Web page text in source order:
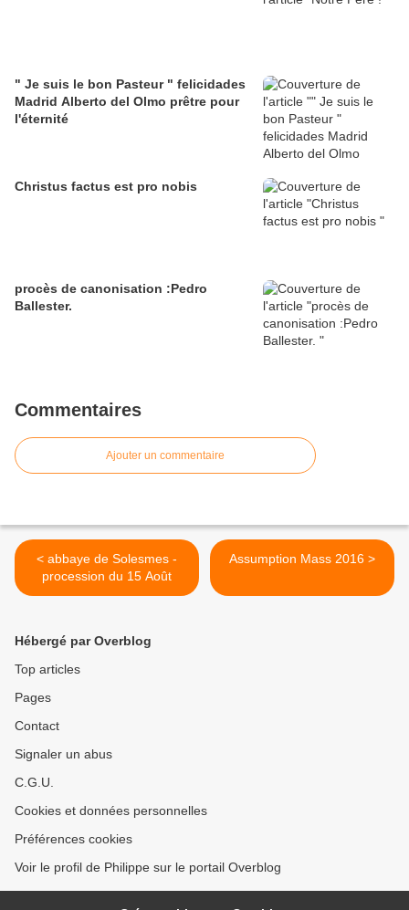
" Je suis le bon Pasteur " felicidades
Madrid Alberto del Olmo prêtre pour
l'éternité
Christus factus est pro nobis
procès de canonisation :Pedro
Ballester.
Commentaires
Ajouter un commentaire
< abbaye de Solesmes -
procession du 15 Août
Assumption Mass 2016 >
Hébergé par Overblog
Top articles
Pages
Contact
Signaler un abus
C.G.U.
Cookies et données personnelles
Préférences cookies
Voir le profil de Philippe sur le portail Overblog